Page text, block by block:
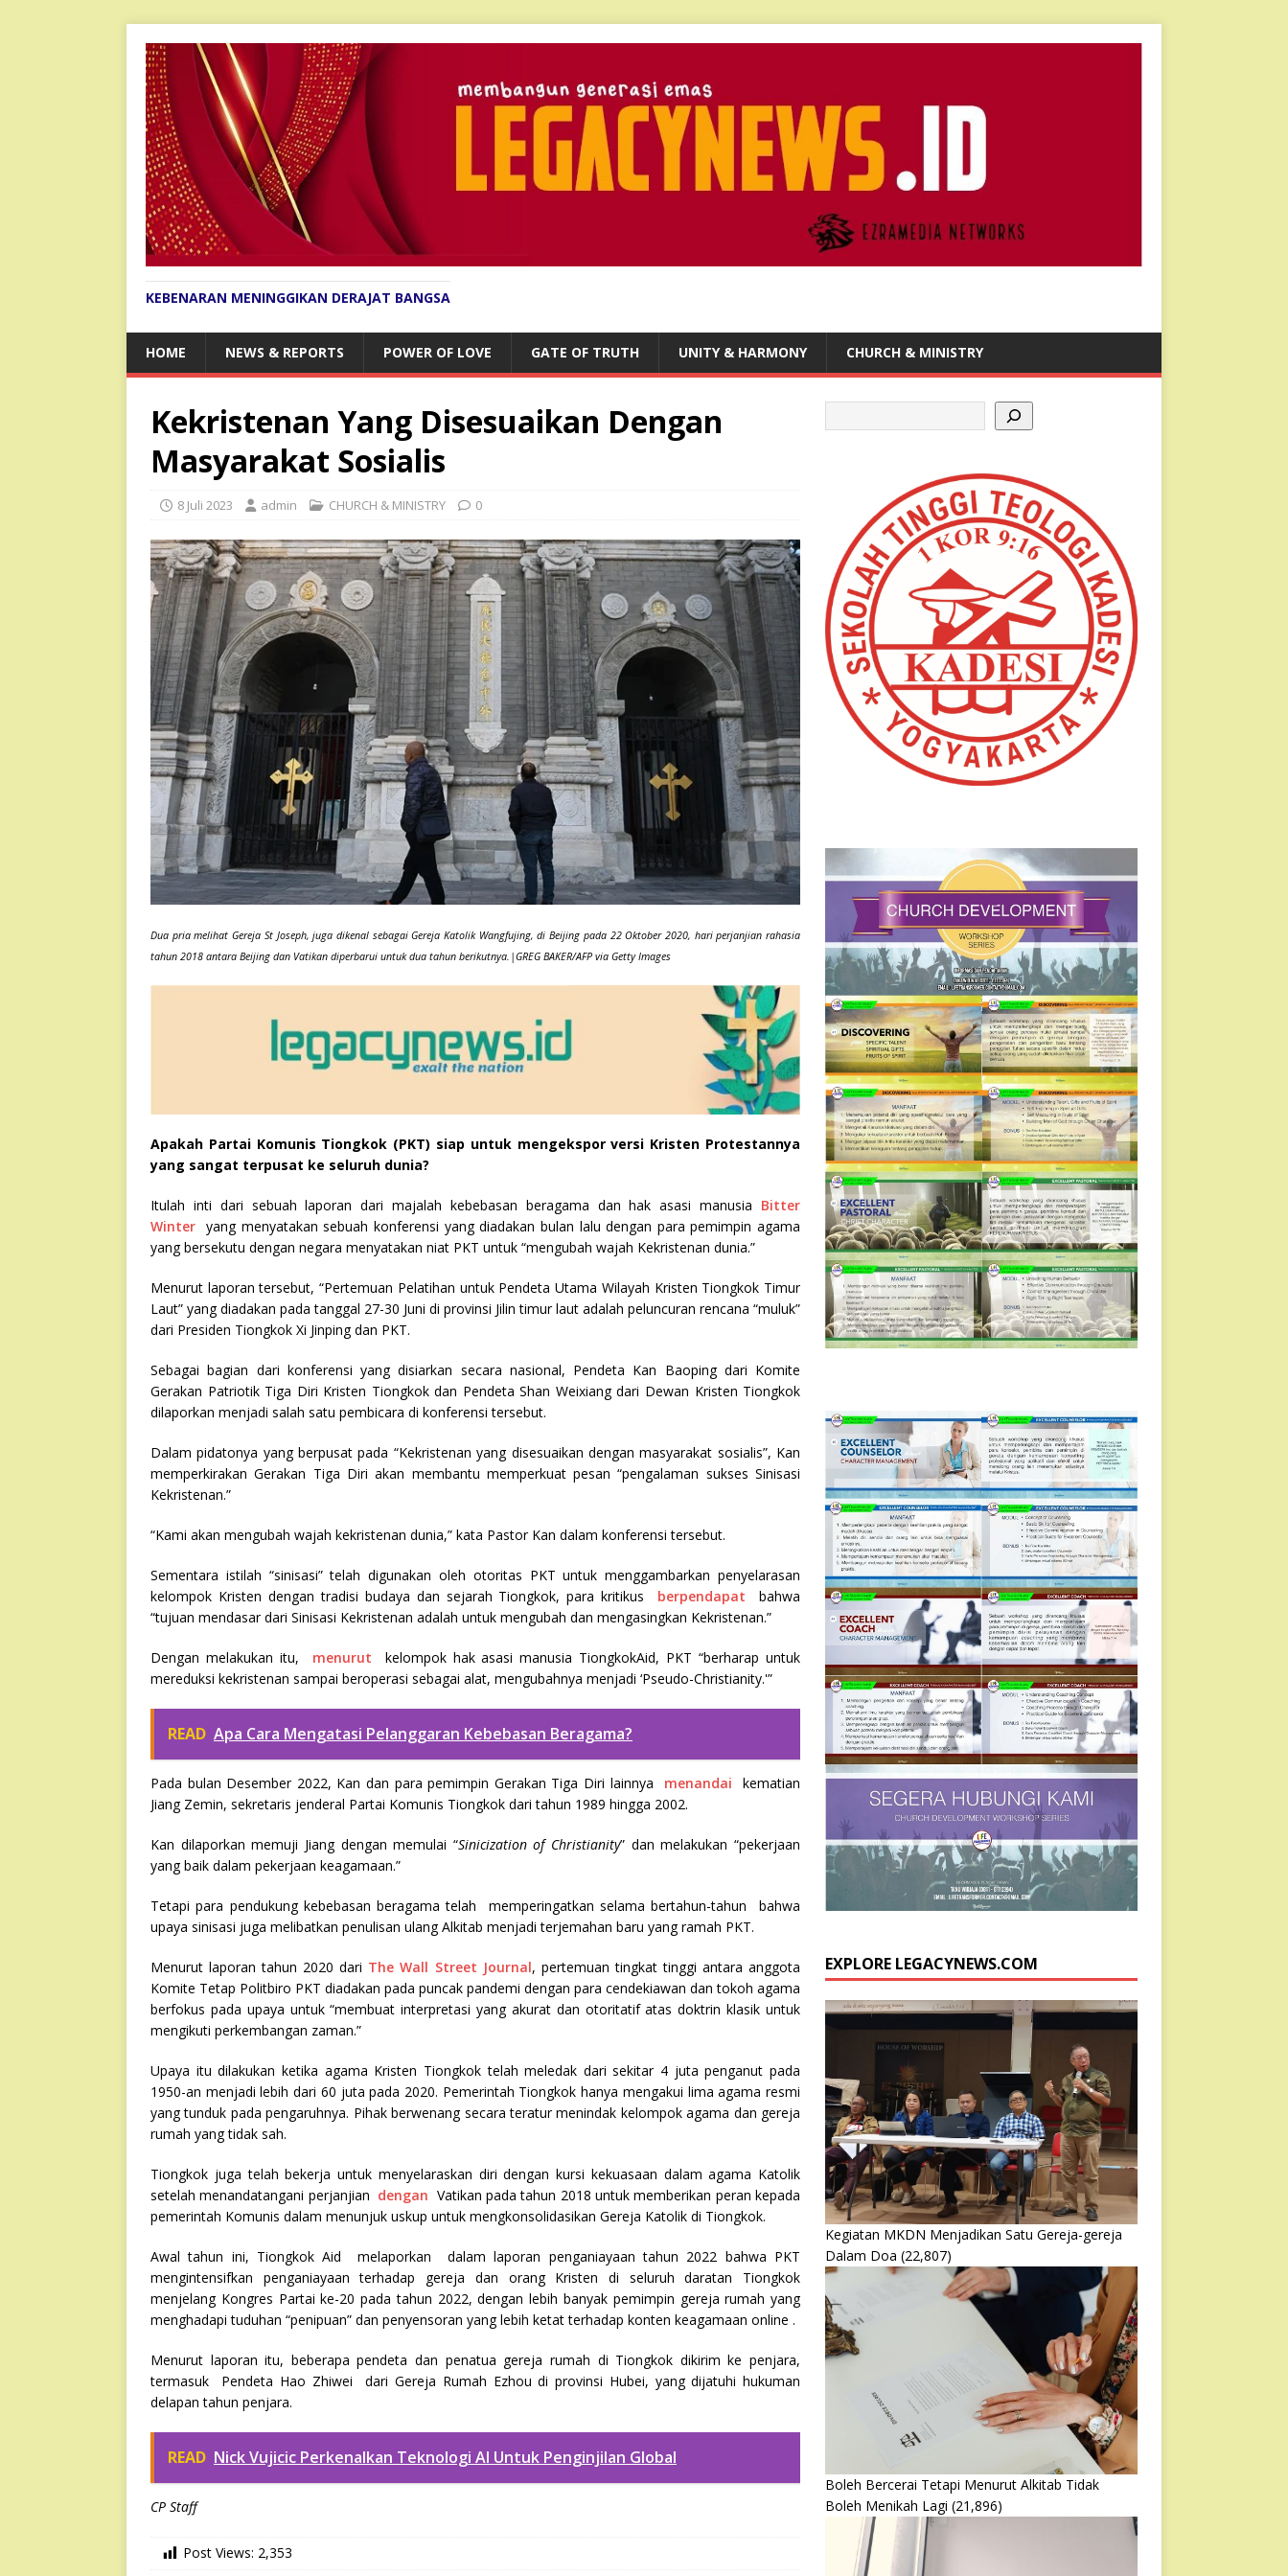
KEBENARAN MENINGGIKAN DERAJAT BANGSA
HOME NEWS & REPORTS POWER OF LOVE GATE OF TRUTH UNITY & HARMONY CHURCH & MINISTRY
Kekristenan Yang Disesuaikan Dengan
Masyarakat Sosialis
8 Juli 2023 admin CHURCH & MINISTRY 0
Dua pria melihat Gereja St Joseph, juga dikenal sebagai Gereja Katolik Wangfujing, di Beijing pada 22 Oktober 2020, hari perjanjian rahasia
tahun 2018 antara Beijing dan Vatikan diperbarui untuk dua tahun berikutnya.|GREG BAKER/AFP via Getty Images
Apakah Partai Komunis Tiongkok (PKT) siap untuk mengekspor versi Kristen Protestannya
yang sangat terpusat ke seluruh dunia?
Itulah inti dari sebuah laporan dari majalah kebebasan beragama dan hak asasi manusia Bitter
Winter yang menyatakan sebuah konferensi yang diadakan bulan lalu dengan para pemimpin agama
yang bersekutu dengan negara menyatakan niat PKT untuk “mengubah wajah Kekristenan dunia.”
Menurut laporan tersebut, “Pertemuan Pelatihan untuk Pendeta Utama Wilayah Kristen Tiongkok Timur
Laut” yang diadakan pada tanggal 27-30 Juni di provinsi Jilin timur laut adalah peluncuran rencana “muluk”
dari Presiden Tiongkok Xi Jinping dan PKT.
Sebagai bagian dari konferensi yang disiarkan secara nasional, Pendeta Kan Baoping dari Komite
Gerakan Patriotik Tiga Diri Kristen Tiongkok dan Pendeta Shan Weixiang dari Dewan Kristen Tiongkok
dilaporkan menjadi salah satu pembicara di konferensi tersebut.
Dalam pidatonya yang berpusat pada “Kekristenan yang disesuaikan dengan masyarakat sosialis”, Kan
memperkirakan Gerakan Tiga Diri akan membantu memperkuat pesan “pengalaman sukses Sinisasi
Kekristenan.”
“Kami akan mengubah wajah kekristenan dunia,” kata Pastor Kan dalam konferensi tersebut.
Sementara istilah “sinisasi” telah digunakan oleh otoritas PKT untuk menggambarkan penyelarasan
kelompok Kristen dengan tradisi budaya dan sejarah Tiongkok, para kritikus berpendapat
bahwa
“tujuan mendasar dari Sinisasi Kekristenan adalah untuk mengubah dan mengasingkan Kekristenan.”
Dengan melakukan itu, menurut
kelompok hak asasi manusia TiongkokAid, PKT “berharap untuk
mereduksi kekristenan sampai beroperasi sebagai alat, mengubahnya menjadi ‘Pseudo-Christianity.'”
READ Apa Cara Mengatasi Pelanggaran Kebebasan Beragama?
Pada bulan Desember 2022, Kan dan para pemimpin Gerakan Tiga Diri lainnya menandai
kematian
Jiang Zemin, sekretaris jenderal Partai Komunis Tiongkok dari tahun 1989 hingga 2002.
Kan dilaporkan memuji Jiang dengan memulai “Sinicization of Christianity” dan melakukan “pekerjaan
yang baik dalam pekerjaan keagamaan.”
Tetapi para pendukung kebebasan beragama telah memperingatkan selama bertahun-tahun bahwa
upaya sinisasi juga melibatkan penulisan ulang Alkitab menjadi terjemahan baru yang ramah PKT.
Menurut laporan tahun 2020 dari The Wall Street Journal, pertemuan tingkat tinggi antara anggota
Komite Tetap Politbiro PKT diadakan pada puncak pandemi dengan para cendekiawan dan tokoh agama
berfokus pada upaya untuk “membuat interpretasi yang akurat dan otoritatif atas doktrin klasik untuk
mengikuti perkembangan zaman.”
Upaya itu dilakukan ketika agama Kristen Tiongkok telah meledak dari sekitar 4 juta penganut pada
1950-an menjadi lebih dari 60 juta pada 2020. Pemerintah Tiongkok hanya mengakui lima agama resmi
yang tunduk pada pengaruhnya. Pihak berwenang secara teratur menindak kelompok agama dan gereja
rumah yang tidak sah.
Tiongkok juga telah bekerja untuk menyelaraskan diri dengan kursi kekuasaan dalam agama Katolik
setelah menandatangani perjanjian dengan Vatikan pada tahun 2018 untuk memberikan peran kepada
pemerintah Komunis dalam menunjuk uskup untuk mengkonsolidasikan Gereja Katolik di Tiongkok.
Awal tahun ini, Tiongkok Aid melaporkan dalam laporan penganiayaan tahun 2022 bahwa PKT
mengintensifkan penganiayaan terhadap gereja dan orang Kristen di seluruh daratan Tiongkok
menjelang Kongres Partai ke-20 pada tahun 2022, dengan lebih banyak pemimpin gereja rumah yang
menghadapi tuduhan “penipuan” dan penyensoran yang lebih ketat terhadap konten keagamaan online .
Menurut laporan itu, beberapa pendeta dan penatua gereja rumah di Tiongkok dikirim ke penjara,
termasuk Pendeta Hao Zhiwei dari Gereja Rumah Ezhou di provinsi Hubei, yang dijatuhi hukuman
delapan tahun penjara.
READ Nick Vujicic Perkenalkan Teknologi AI Untuk Penginjilan Global
CP Staff
Post Views: 2,353
EXPLORE LEGACYNEWS.COM
Kegiatan MKDN Menjadikan Satu Gereja-gereja
Dalam Doa (22,807)
Boleh Bercerai Tetapi Menurut Alkitab Tidak
Boleh Menikah Lagi (21,896)